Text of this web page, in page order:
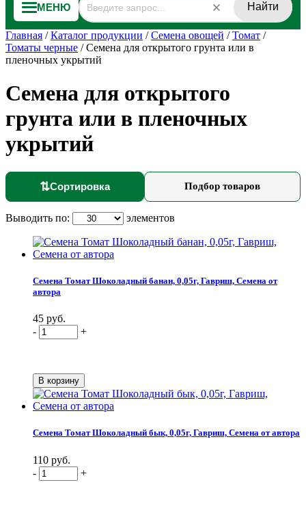
МЕНЮ Найти
Главная /Каталог продукции /Семена овощей /Томат /
Томаты черные /Семена для открытого грунта или в
пленочных укрытий
Семена для открытого
грунта или в пленочных
укрытий
⇅Сортировка Подбор товаров
Выводить по: элементов
Семена Томат Шоколадный банан, 0,05г, Гавриш, Семена от
автора
45 руб.
-
+
Семена Томат Шоколадный бык, 0,05г, Гавриш, Семена от автора
110 руб.
-
+